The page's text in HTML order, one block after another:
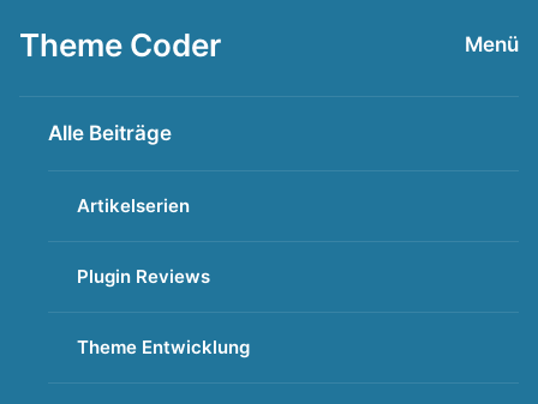
Inhalt
Theme Coder Menü
Alle Beiträge
Artikelserien
Plugin Reviews
Theme Entwicklung